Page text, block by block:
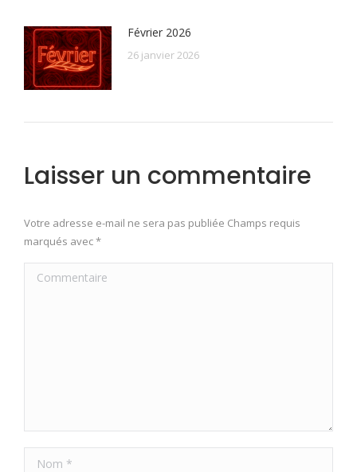
Février 2026
26 janvier 2026
Laisser un commentaire
Votre adresse e-mail ne sera pas publiée Champs requis
marqués avec*
Commentaire
Nom *